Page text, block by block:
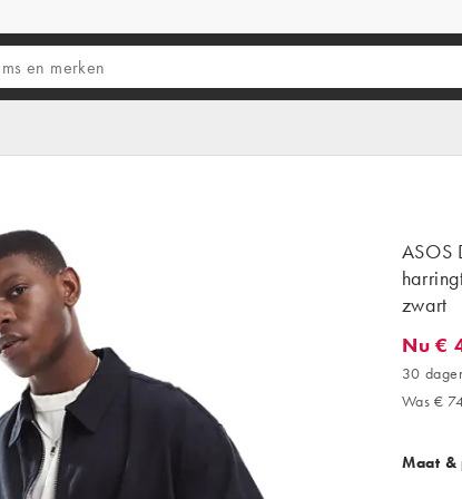
ASOS
zwart
Nu €
Nu €
30
Was €
Maat &